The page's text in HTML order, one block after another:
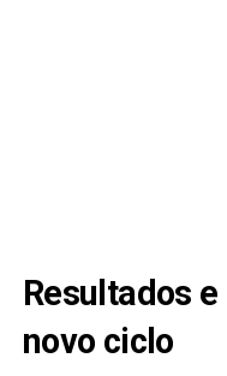
Resultados
novo ciclo